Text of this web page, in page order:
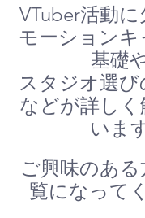
VTuber活動
モーション
基礎
スタジオ選び
などが詳しく
いま
ご興味のあ
覧になって